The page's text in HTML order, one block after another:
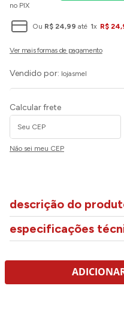
no PIX
Ou R$ 24,99 até 1x R$ 24,
Vendido por: lojasmel
Calcular frete
Não sei meu CEP
descrição do
especificações